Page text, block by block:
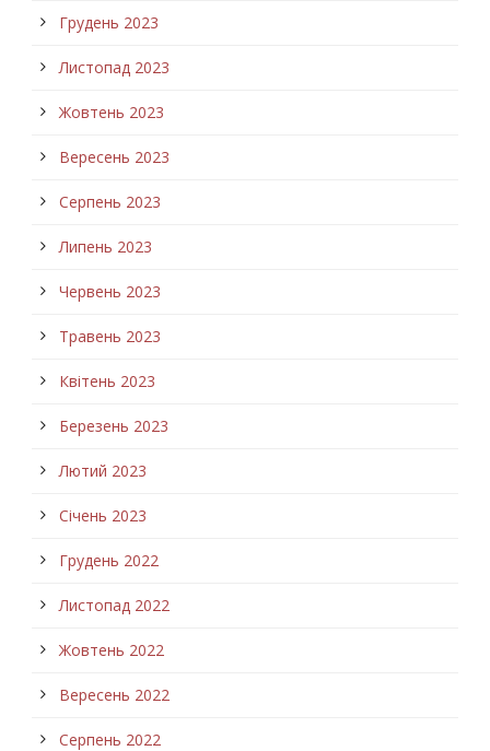
Грудень 2023
Листопад 2023
Жовтень 2023
Вересень 2023
Серпень 2023
Липень 2023
Червень 2023
Травень 2023
Квітень 2023
Березень 2023
Лютий 2023
Січень 2023
Грудень 2022
Листопад 2022
Жовтень 2022
Вересень 2022
Серпень 2022